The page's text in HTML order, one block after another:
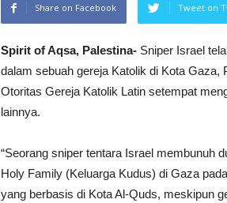
Share on Facebook Tweet on
Spirit of Aqsa, Palestina- Sniper Israel
dalam sebuah gereja Katolik di Kota Gaza,
Otoritas Gereja Katolik Latin setempat
lainnya.
“Seorang sniper tentara Israel membunuh
Holy Family (Keluarga Kudus) di Gaza
yang berbasis di Kota Al-Quds, meskipun